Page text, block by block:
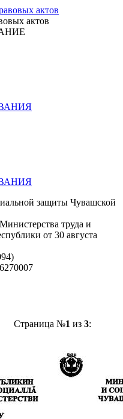
актов
защиты Чувашской
труда и
от 30 августа
Страница №1 из 3: